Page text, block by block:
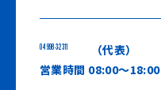
04998-3-2311
（代表）
営業時間 08:00〜18:00